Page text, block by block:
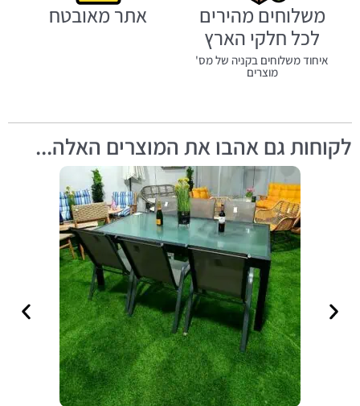
משלוחים מהירים
לכל חלקי הארץ
איחוד משלוחים בקניה של מס'
מוצרים
אתר מאובטח
לקוחות גם אהבו את המוצרים האלה...